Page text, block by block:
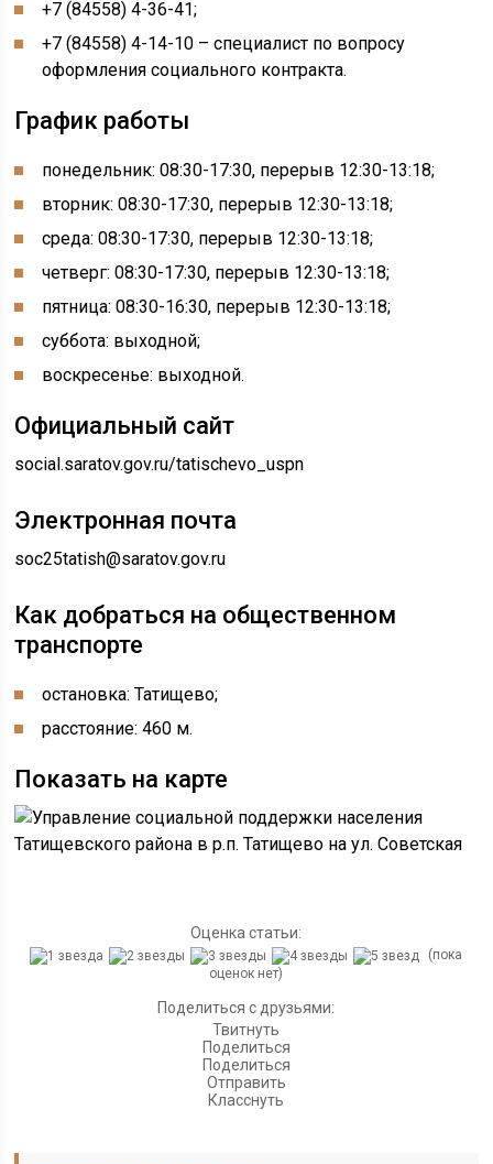
+7 (84558) 4-36-41;
+7 (84558) 4-14-10 – специалист по вопросу
оформления социального контракта.
График работы
понедельник: 08:30-17:30, перерыв 12:30-13:18;
вторник: 08:30-17:30, перерыв 12:30-13:18;
среда: 08:30-17:30, перерыв 12:30-13:18;
четверг: 08:30-17:30, перерыв 12:30-13:18;
пятница: 08:30-16:30, перерыв 12:30-13:18;
суббота: выходной;
воскресенье: выходной.
Официальный сайт
social.saratov.gov.ru/tatischevo_uspn
Электронная почта
soc25tatish@saratov.gov.ru
Как добраться на общественном
транспорте
остановка: Татищево;
расстояние: 460 м.
Показать на карте
Оценка статьи:
(пока
оценок нет)
Поделиться с друзьями:
Твитнуть
Поделиться
Поделиться
Отправить
Класснуть